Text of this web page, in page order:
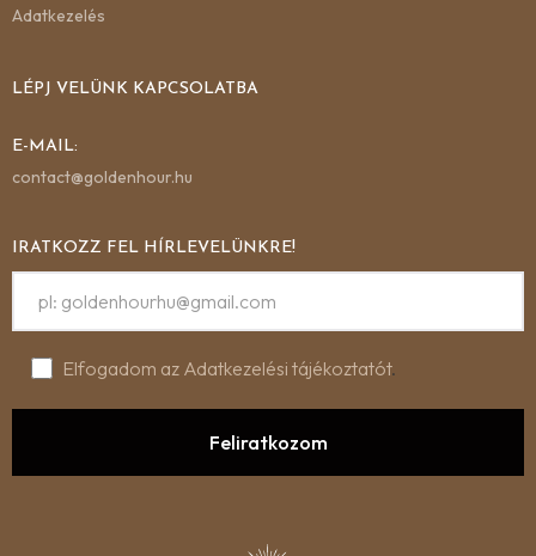
Adatkezelés
LÉPJ VELÜNK KAPCSOLATBA
E-MAIL:
contact@goldenhour.hu
IRATKOZZ FEL HÍRLEVELÜNKRE!
Elfogadom az Adatkezelési tájékoztatót.